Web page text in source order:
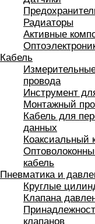
Радиаторы
Активные
Кабель
провода
Инструмент
Монтажный
Кабель для
данных
Коаксиальный
кабель
Пневматика и
Круглые
Клапана
клапанов